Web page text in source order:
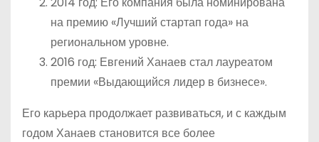
на премию «Лучший стартап года» на
региональном уровне.
2016 год: Евгений Ханаев стал лауреатом
премии «Выдающийся лидер в бизнесе».
Его карьера продолжает развиваться, и с каждым
годом Ханаев становится все более